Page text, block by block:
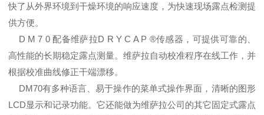
快了从外界环境到干燥环境的响应速度，为快速现场露点检测提
供方便。
D M 7 0 配备维萨拉D R Y C A P ®传感器，可提供可靠的、
高性能的长期稳定露点测量。维萨拉自动校准程序在线工作，并
根据校准曲线修正干端漂移。
DM70有多种语言、易于操作的菜单式操作界面，清晰的图形
LCD显示和记录功能。它还能做为维萨拉公司的其它固定式露点